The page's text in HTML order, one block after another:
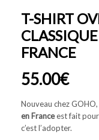
T-SHIRT
FRANCE
55.00€
Nouveau chez GOHO,
en Franceest fait pour
c’est l’adopter.